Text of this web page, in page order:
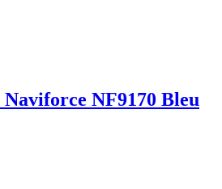
NF9170 Bleu